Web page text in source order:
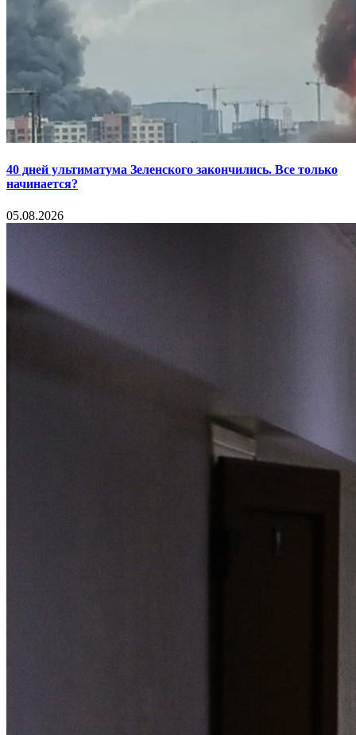
40 дней ультиматума Зеленского закончились. Все только
начинается?
05.08.2026